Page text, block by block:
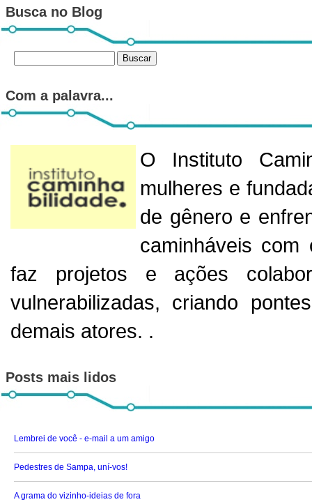
Busca no Blog
Com a palavra...
O Instituto
mulheres e
de gênero e
caminháveis com
faz projetos e ações
vulnerabilizadas, criando
demais atores. .
Posts mais lidos
Lembrei de você - e-mail a um amigo
Pedestres de Sampa, uní-vos!
A grama do vizinho-ideias de fora